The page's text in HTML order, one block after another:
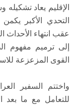
الإقليم يعاد
التحدي الأكبر
عقب انتهاء الأحداث
إلى ترميم مفهوم
القوى المزعزعة
واختتم السفير
للتعامل مع ما بعد